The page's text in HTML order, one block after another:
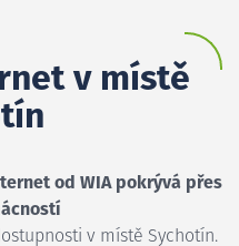
v místě
od WIA pokrývá přes
v místě Sychotín.